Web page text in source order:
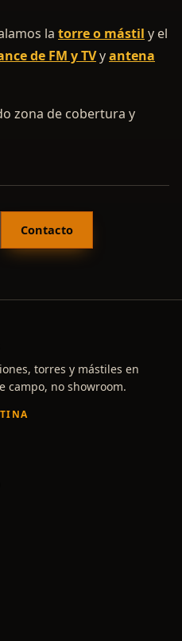
la torre o mástil y el
de FM y TVyantena
zona de cobertura y
Contacto
torres y mástiles en
campo, no showroom.